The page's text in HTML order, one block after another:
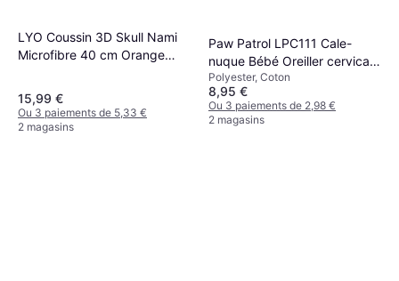
LYO Coussin 3D Skull Nami
Microfibre 40 cm Orange
15,99 €
Ou 3 paiements de 5,33 €
2 magasins
Paw Patrol LPC111 Cale-
nuque Bébé Oreiller cervical
Rose
Polyester, Coton
8,95 €
Ou 3 paiements de 2,98 €
2 magasins